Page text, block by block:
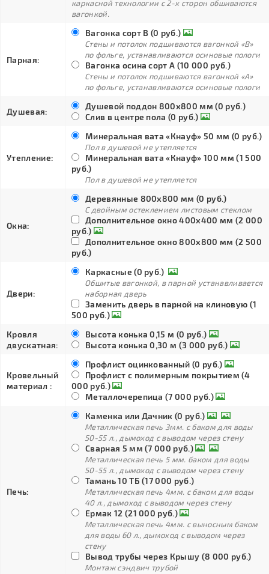
каркасной технологии с 2-х сторон обшиваются
вагонкой.
Парная:
Вагонка сорт В (0 руб.)
Стены и потолок подшиваются вагонкой «В»
по фольге, устанавливаются осиновые пологи
Вагонка осина сорт А (10 000 руб.)
Стены и потолок подшиваются вагонкой «А»
по фольге, устанавливаются осиновые пологи
Душевая:
Душевой поддон 800х800 мм (0 руб.)
Слив в центре пола (0 руб.)
Утепление:
Минеральная вата «Кнауф» 50 мм (0 руб.)
Пол в душевой не утепляется
Минеральная вата «Кнауф» 100 мм (1 500
руб.)
Пол в душевой не утепляется
Окна:
Деревянные 800х800 мм (0 руб.)
С двойным остеклением листовым стеклом
Дополнительное окно 400х400 мм (2 000
руб.)
Дополнительное окно 800х800 мм (2 500
руб.)
Двери:
Каркасные (0 руб.)
Обшитые вагонкой, в парной устанавливается
наборная дверь
Заменить дверь в парной на клиновую (1
500 руб.)
Кровля
двускатная:
Высота конька 0,15 м (0 руб.)
Высота конька 0,30 м (3 000 руб.)
Кровельный
материал :
Профлист оцинкованный (0 руб.)
Профлист с полимерным покрытием (4
000 руб.)
Металлочерепица (7 000 руб.)
Печь:
Каменка или Дачник (0 руб.)
Металлическая печь 3мм. с баком для воды
50-55 л., дымоход с выводом через стену
Сварная 5 мм (7 000 руб.)
Металлическая печь 5 мм. баком для воды
50-55 л., дымоход с выводом через стену
Тамань 10 ТБ (17 000 руб.)
Металлическая печь 4мм. с баком для воды
40 л., дымоход с выводом через стену
Ермак 12 (21 000 руб.)
Металлическая печь 4мм. с выносным баком
для воды 60 л., дымоход с выводом через
стену
Вывод трубы через Крышу (8 000 руб.)
Монтаж сэндвич трубой